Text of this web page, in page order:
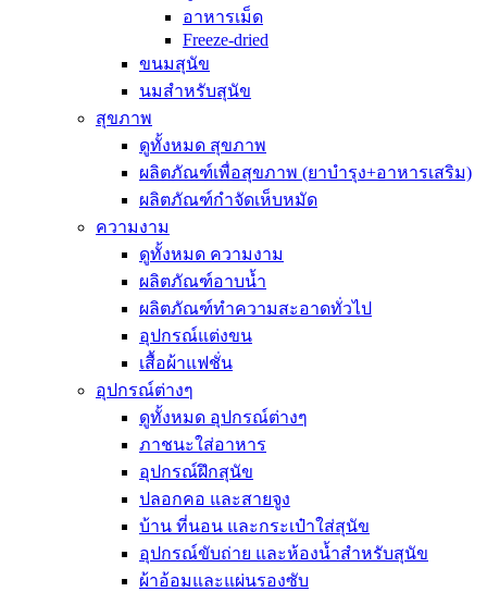
อาหารเม็ด
Freeze-dried
ขนมสุนัข
นมสำหรับสุนัข
สุขภาพ
ดูทั้งหมด สุขภาพ
ผลิตภัณฑ์เพื่อสุขภาพ (ยาบำรุง+อาหารเสริม)
ผลิตภัณฑ์กำจัดเห็บหมัด
ความงาม
ดูทั้งหมด ความงาม
ผลิตภัณฑ์อาบน้ำ
ผลิตภัณฑ์ทำความสะอาดทั่วไป
อุปกรณ์แต่งขน
เสื้อผ้าแฟชั่น
อุปกรณ์ต่างๆ
ดูทั้งหมด อุปกรณ์ต่างๆ
ภาชนะใส่อาหาร
อุปกรณ์ฝึกสุนัข
ปลอกคอ และสายจูง
บ้าน ที่นอน และกระเป๋าใส่สุนัข
อุปกรณ์ขับถ่าย และห้องน้ำสำหรับสุนัข
ผ้าอ้อมและแผ่นรองซับ